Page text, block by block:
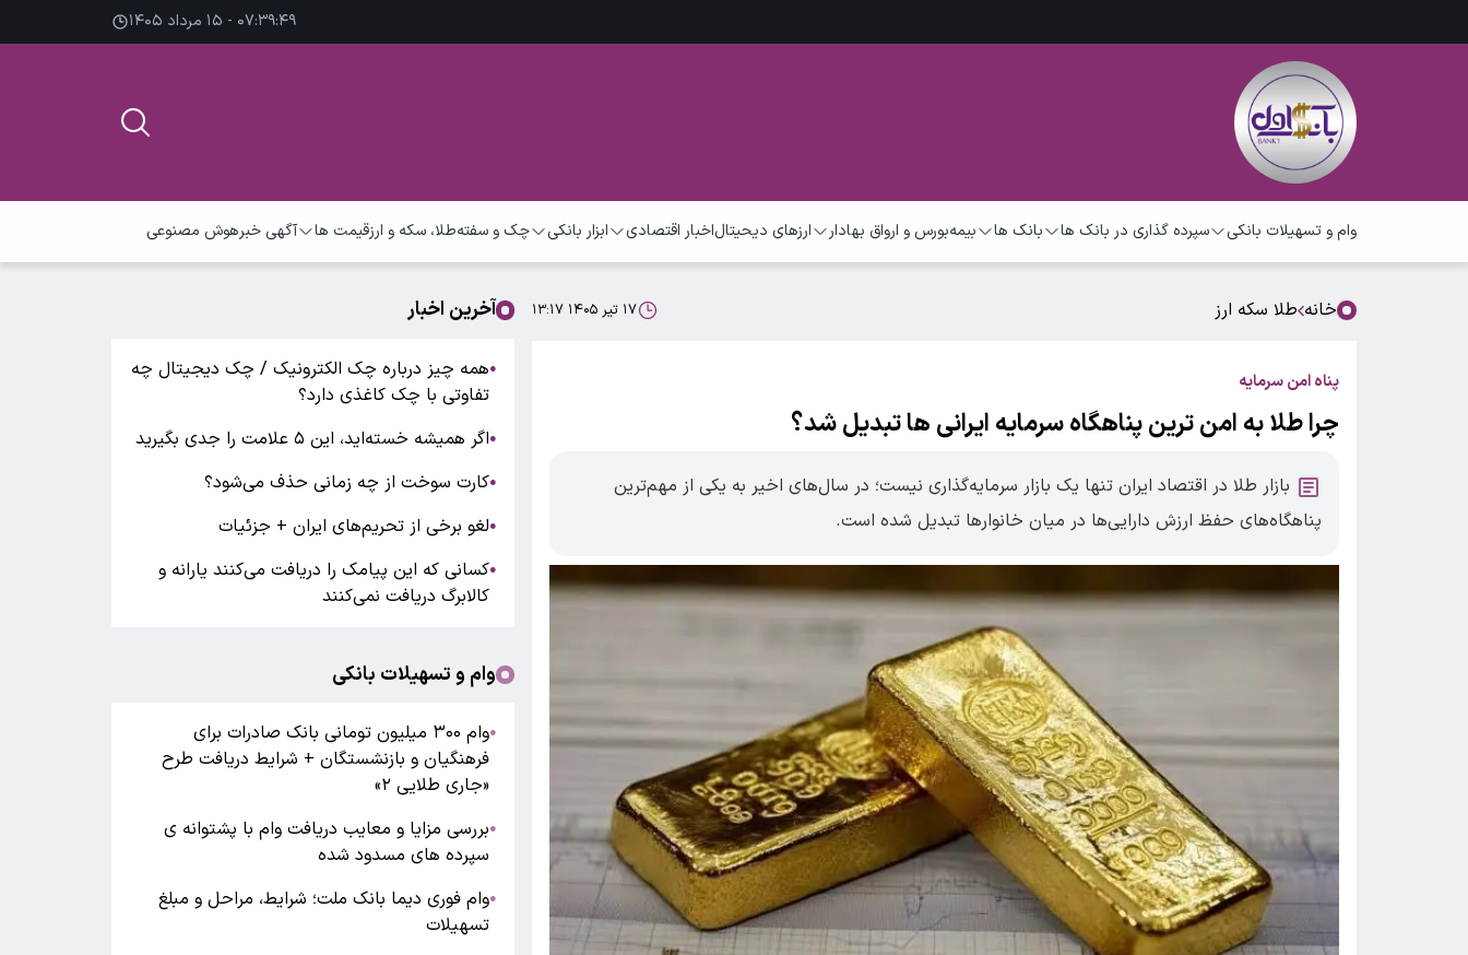
۰۷:۳۹:۵۰ - ۱۵ مرداد ۱۴۰۵
وام و تسهیلات بانکی سپرده گذاری در بانک ها بانک ها بیمهبورس و ارواق بهادار ارزهای دیحیتالاخبار اقتصادی ابزار بانکی چک و سفتهطلا، سکه و ارزقیمت ها آگهی خبرهوش مصنوعی
خانه طلا سکه ارز ۱۷ تیر ۱۴۰۵ ۱۳:۱۷
پناه امن سرمایه
چرا طلا به امن ترین پناهگاه سرمایه ایرانی ها تبدیل شد؟
بازار طلا در اقتصاد ایران تنها یک بازار سرمایه‌گذاری نیست؛ در سال‌های اخیر به یکی از مهم‌ترین
پناهگاه‌های حفظ ارزش دارایی‌ها در میان خانوارها تبدیل شده است.
آخرین اخبار
●همه چیز درباره چک الکترونیک / چک دیجیتال چه
تفاوتی با چک کاغذی دارد؟
●اگر همیشه خسته‌اید، این ۵ علامت را جدی بگیرید
●کارت سوخت از چه زمانی حذف می‌شود؟
●لغو برخی از تحریم‌های ایران + جزئیات
●کسانی که این پیامک را دریافت می‌کنند یارانه و
کالابرگ دریافت نمی‌کنند
وام و تسهیلات بانکی
●
وام ۳۰۰ میلیون تومانی بانک صادرات برای
فرهنگیان و بازنشستگان + شرایط دریافت طرح
«جاری طلایی ۲»
●بررسی مزایا و معایب دریافت وام با پشتوانه ی
سپرده های مسدود شده
●وام فوری دیما بانک ملت؛ شرایط، مراحل و مبلغ
تسهیلات